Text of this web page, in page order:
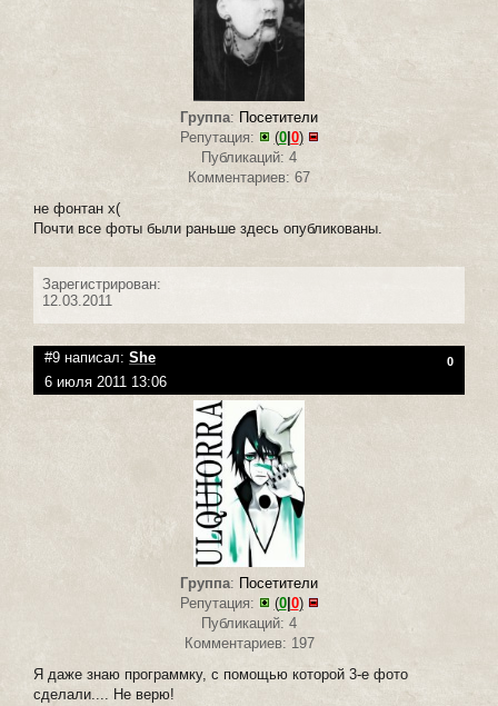
Группа: Посетители
Репутация:
(0| 0)
Публикаций: 4
Комментариев: 67
не фонтан x(
Почти все фоты были раньше здесь опубликованы.
Зарегистрирован:
12.03.2011
#9 написал: She 0
6 июля 2011 13:06
Группа: Посетители
Репутация:
(0| 0)
Публикаций: 4
Комментариев: 197
Я даже знаю программку, с помощью которой 3-е фото
сделали.... Не верю!